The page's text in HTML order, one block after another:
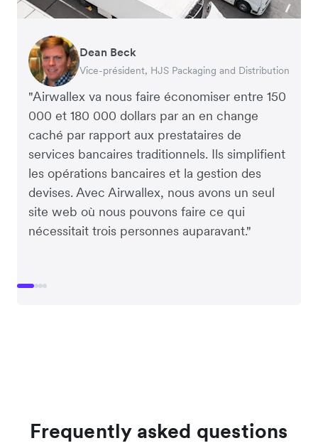
"Airwallex va nous faire économiser entre 150
000 et 180 000 dollars par an en change
caché par rapport aux prestataires de
services bancaires traditionnels. Ils simplifient
les opérations bancaires et la gestion des
devises. Avec Airwallex, nous avons un seul
site web où nous pouvons faire ce qui
nécessitait trois personnes auparavant."
Dean Beck
Vice-président, HJS Packaging and Distribution
Hari Polavarapu
PDG, Taxila Stone
Murray Kester
PDG, Cosmetics Now – eCommerce
Gauri Nanda
PDG, Clocky
Frequently asked questions